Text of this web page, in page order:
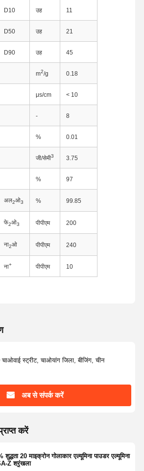
D10 उह 11
D50 उह 21
D90 उह 45
m2/g 0.18
μs/cm < 10
- 8
% 0.01
जी/सेमी3 3.75
% 97
अल2ओ3 % 99.85
फे2ओ3 पीपीएम 200
ना2ओ पीपीएम 240
ना+ पीपीएम 10
स्ट्रीट, चाओयांग जिला, बीजिंग, चीन
अब से संपर्क करें
करें
शुद्धता 20 माइक्रोन गोलाकार एल्यूमिना पाउडर एल्यूमिना
Z श्रृंखला